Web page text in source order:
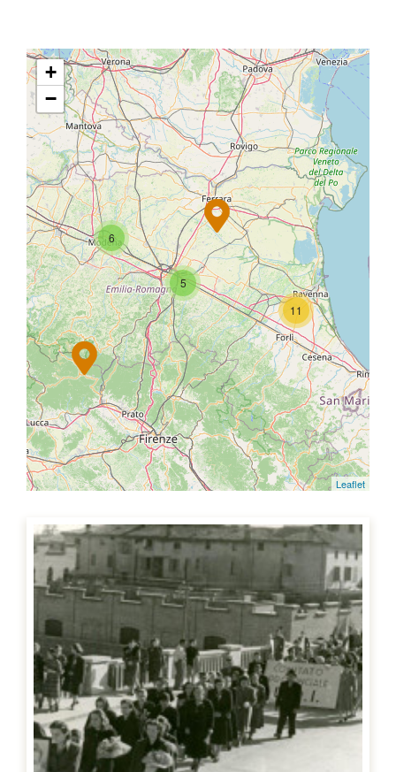
11
5
6
+
−
Leaflet